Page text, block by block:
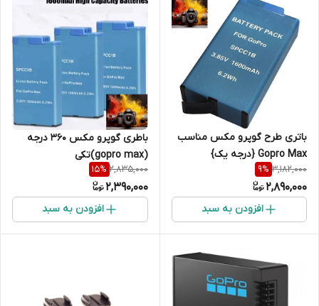
باتری طرح گوپرو مکس مناسب
Gopro Max {درجه یک}
3,182,000
9%
2,890,000
افزودن به سبد
باطری گوپرو مکس 360 درجه
(gopro max)تکی
2,835,000
15%
2,390,000
افزودن به سبد